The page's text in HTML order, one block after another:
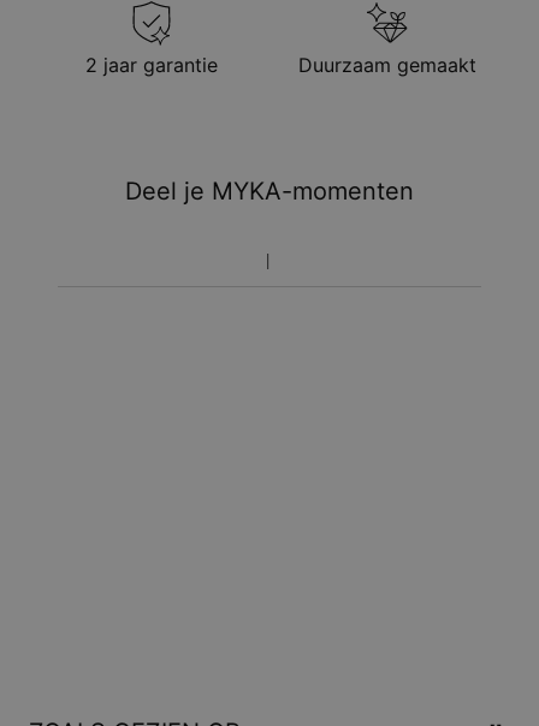
2 jaar garantie Duurzaam gemaakt
Deel je MYKA-momenten